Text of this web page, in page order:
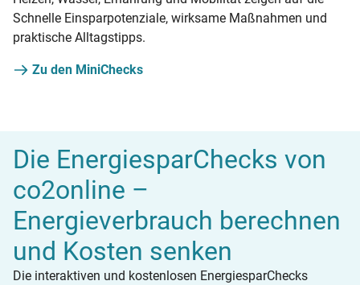
Schnelle Einsparpotenziale, wirksame Maßnahmen und
praktische Alltagstipps.
Zu den MiniChecks
Die EnergiesparChecks von
co2online –
Energieverbrauch berechnen
und Kosten senken
Die interaktiven und kostenlosen EnergiesparChecks